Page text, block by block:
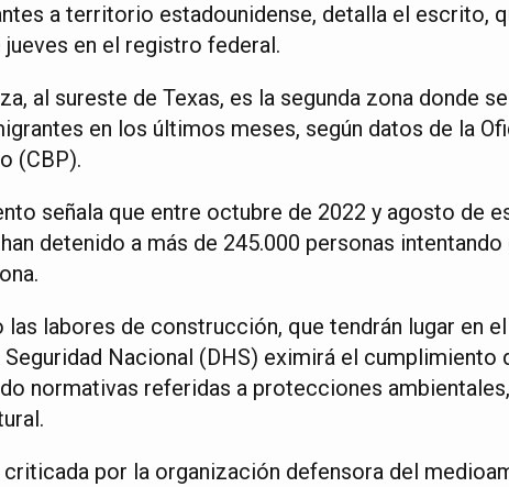
a territorio estadounidense, detalla el escrito,
en el registro federal.
al sureste de Texas, es la segunda zona donde
en los últimos meses, según datos de la
(CBP).
señala que entre octubre de 2022 y agosto de
detenido a más de 245.000 personas
las labores de construcción, que tendrán lugar en
Nacional (DHS) eximirá el cumplimiento
normativas referidas a protecciones
por la organización defensora del